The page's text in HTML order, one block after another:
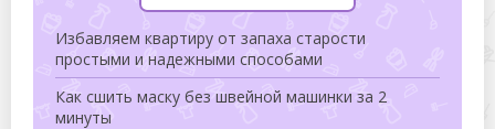
Избавляем квартиру от запаха старости
простыми и надежными способами
Как сшить маску без швейной машинки за 2
минуты